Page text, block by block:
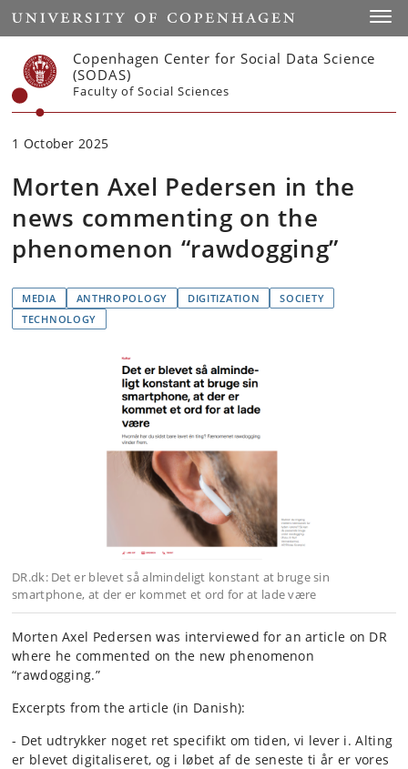
Start
Copenhagen Center for Social Data Science
(SODAS)
Faculty of Social Sciences
1 October 2025
Morten Axel Pedersen in the
news commenting on the
phenomenon “rawdogging”
MEDIA ANTHROPOLOGY DIGITIZATION
SOCIETY
TECHNOLOGY
DR.dk: Det er blevet så almindeligt konstant at bruge sin
smartphone, at der er kommet et ord for at lade være
Morten Axel Pedersen was interviewed for an article on DR
where he commented on the new phenomenon
“rawdogging.”
Excerpts from the article (in Danish):
- Det udtrykker noget ret specifikt om tiden, vi lever i. Alting
er blevet digitaliseret, og i løbet af de seneste ti år er vores